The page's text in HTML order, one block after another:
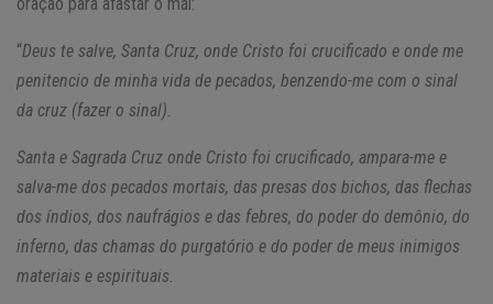
“Deus te salve, Santa Cruz, onde Cristo foi crucificado e onde me
penitencio de minha vida de pecados, benzendo-me com o sinal
da cruz (fazer o sinal).
Santa e Sagrada Cruz onde Cristo foi crucificado, ampara-me e
salva-me dos pecados mortais, das presas dos bichos, das flechas
dos índios, dos naufrágios e das febres, do poder do demônio, do
inferno, das chamas do purgatório e do poder de meus inimigos
materiais e espirituais.